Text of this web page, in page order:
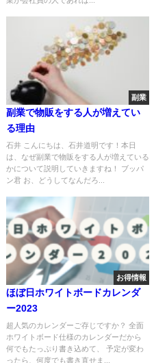
副業
副業で物販をする人が増えてい
る理由
石井 こんにちは、石井道明です！本日
は、なぜ副業で物販をする人が増えている
かについて説明していきますね！ ブッパ
ン君 お、どうしてなんだろ...
お得情報
ほぼ日ホワイトボードカレンダ
ー2023
超人気のカレンダーご存じですか？ 全面
ホワイトボード仕様のカレンダーだから
何でもたっぷり書き込めて、 予定が変わ
ったら、何度でも書き直せま...